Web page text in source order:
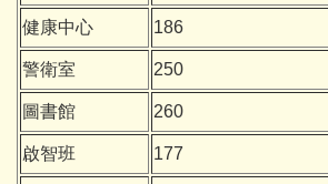
健康中心 186
警衛室 250
圖書館 260
啟智班 177